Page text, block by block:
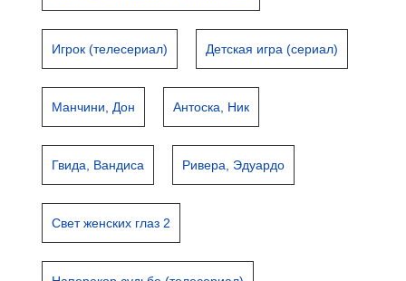
Игрок (телесериал) Детская игра (сериал)
Манчини, Дон Антоска, Ник
Гвида, Вандиса Ривера, Эдуардо
Свет женских глаз 2